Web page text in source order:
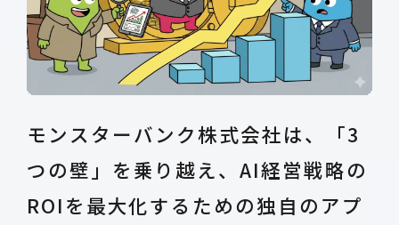
モンスターバンク株式会社は、「3
つの壁」を乗り越え、AI経営戦略の
ROIを最大化するための独自のアプ